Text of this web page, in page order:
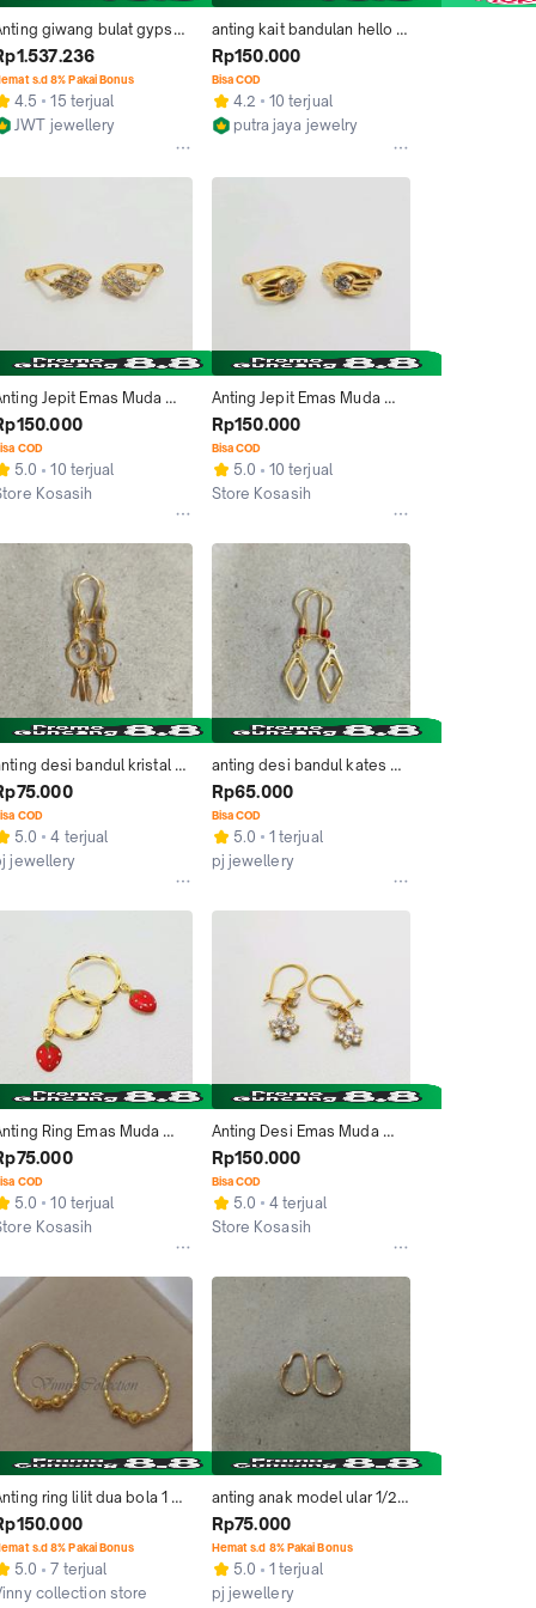
giwang bulat gypsy
70% 700 16k ringan
1gr 1 gram
s.d 8% Pakai Bonus
4.5
15 terjual
JWT jewellery
anting kait bandulan hello
kitty 1 gram emas muda
Rp150.000
Bisa COD
4.2
10 terjual
putra jaya jewelry
Jepit Emas Muda
Putih 1 Gram
COD
5.0
10 terjual
Kosasih
Anting Jepit Emas Muda
Mata Putih Satu 1 Gram
Rp150.000
Bisa COD
5.0
10 terjual
Store Kosasih
desi bandul kristal
rumbai 1/2 gram emas
COD
5.0
4 terjual
jewellery
anting desi bandul kates
dobel 1/2 gram emas muda
Rp65.000
Bisa COD
5.0
1 terjual
pj jewellery
Ring Emas Muda
Bandul Strawberry
2 Gram
COD
5.0
10 terjual
Kosasih
Anting Desi Emas Muda
Bandul Bunga Putih 1 Gram
Rp150.000
Bisa COD
5.0
4 terjual
Store Kosasih
ring lilit dua bola 1
s.d 8% Pakai Bonus
5.0
7 terjual
collection store
anting anak model ular 1/2
gram emas muda
Rp75.000
Hemat s.d 8% Pakai Bonus
5.0
1 terjual
pj jewellery